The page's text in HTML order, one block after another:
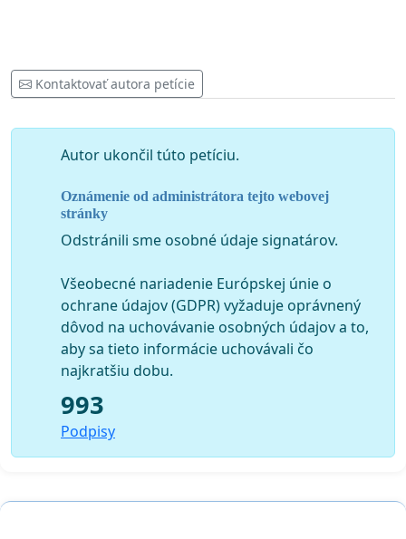
Odsudzujeme neobjektívne informovanie a
škandalizovanie osôb a cirkevných zborov bez možnosti
- Vyjadrujeme protest voči neustálemu zvyšovaniu
finančných výdavkov Generálneho biskupského úradu
na úkor odmeňovania duchovných.
- Vyjadrujeme protest voči zneužívaniu právomoci
predsedníctva cirkvi pri neudeľovaní súhlasu k voľbám
kandidátom, ktorých kandidovali predsedníctva
cirkevných zborov. V tom opäť vidíme nerešpektovanie
nižšej organizačnej úrovne cirkvi vyššou.
Ako signatári tohto vyhlásenia pozývame evanjelickú
verejnosť, aby k nemu pripojila svoje podpisy
a podporila zápas o rozvoj služby Evanjelickej cirkvi a. v.
na Slovensku založenej na spravodlivosti, jednote
a bratsko-sesterskej láske.
Kontaktovať autora petície
Autor ukončil túto petíciu.
Oznámenie od administrátora tejto webovej
stránky
Odstránili sme osobné údaje signatárov.
Všeobecné nariadenie Európskej únie o
ochrane údajov (GDPR) vyžaduje oprávnený
dôvod na uchovávanie osobných údajov a to,
aby sa tieto informácie uchovávali čo
najkratšiu dobu.
993
Podpisy